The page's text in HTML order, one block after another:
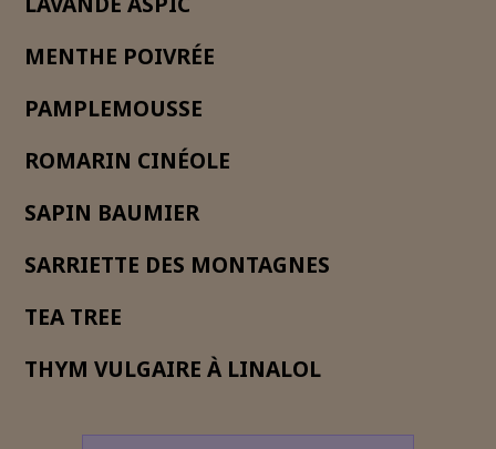
MENTHE POIVRÉE
PAMPLEMOUSSE
ROMARIN CINÉOLE
SAPIN BAUMIER
SARRIETTE DES MONTAGNES
TEA TREE
THYM VULGAIRE À LINALOL